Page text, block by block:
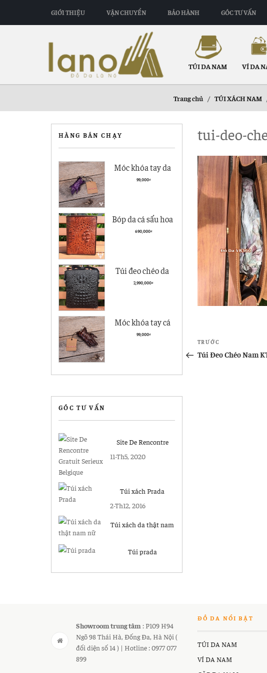
GIỚI THIỆU VẬN CHUYỂN BẢO HÀNH GÓC TƯ VẤN
TÚI DA NAM VÍ DA
Trang chủ / TÚI XÁCH NAM
tui-deo-
Điều
hướng
Bài
cũ
TRƯỚC
Túi Đeo Chéo Nam
HÀNG BÁN CHẠY
Móc khóa tay da
cá sấu giá rẻ MK01
99,000₫
Bóp da cá sấu hoa
cà giá rẻ BCS05
690,000₫
Túi đeo chéo da
nam Vân Cá Sấu
2,990,000₫
Móc khóa tay cá
sấu Hà Nội giá rẻ
99,000₫
GÓC TƯ VẤN
Site De Rencontre
Gratuit Serieux
11-Th5, 2020
Túi xách Prada
2-Th12, 2016
Túi xách da thật nam
Túi prada
Showroom trung tâm : P109 H94
Ngõ 98 Thái Hà, Đống Đa, Hà Nội (
đối diện số 14 ) | Hotline : 0977 077
899
ĐỒ DA NỔI BẬT
TÚI DA NAM
VÍ DA NAM